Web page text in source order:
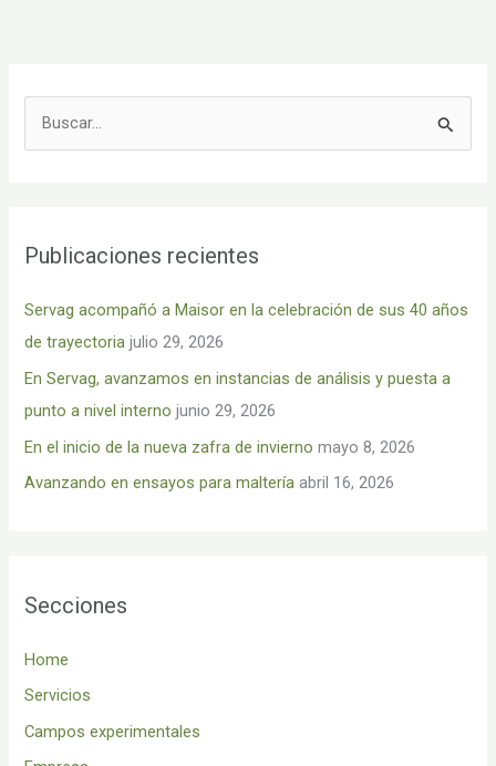
a
p
o
r
:
Publicaciones recientes
Servag acompañó a Maisor en la celebración de sus 40 años
de trayectoria julio 29, 2026
En Servag, avanzamos en instancias de análisis y puesta a
punto a nivel interno junio 29, 2026
En el inicio de la nueva zafra de invierno mayo 8, 2026
Avanzando en ensayos para maltería abril 16, 2026
Secciones
Home
Servicios
Campos experimentales